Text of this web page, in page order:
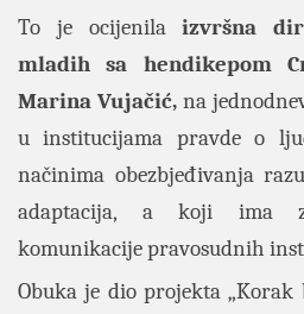
To je ocijenilaizvršna
mladih sa hendikepom
Marina Vujačić, na
u institucijama pravde o
načinima obezbjeđivanja
adaptacija, a koji ima
komunikacije pravosudnih
Obuka je dio projekta „Korak